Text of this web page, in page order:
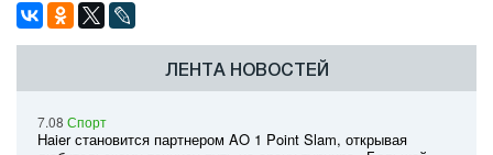
ЛЕНТА НОВОСТЕЙ
7.08 Спорт
Haier становится партнером AO 1 Point Slam, открывая